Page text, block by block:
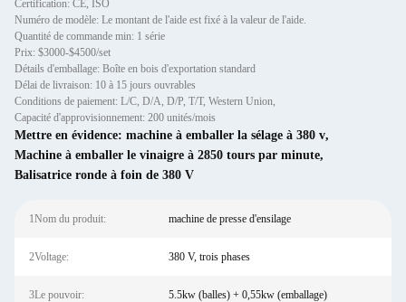
Certification: CE, ISO
Numéro de modèle: Le montant de l'aide est fixé à la valeur de l'aide.
Quantité de commande min: 1 série
Prix: $3000-$4500/set
Détails d'emballage: Boîte en bois d'exportation standard
Délai de livraison: 10 à 15 jours ouvrables
Conditions de paiement: L/C, D/A, D/P, T/T, Western Union,
Capacité d'approvisionnement: 200 unités/mois
Mettre en évidence: machine à emballer la sélage à 380 v,
Machine à emballer le vinaigre à 2850 tours par minute,
Balisatrice ronde à foin de 380 V
1Nom du produit: machine de presse d'ensilage
2Voltage: 380 V, trois phases
3Le pouvoir: 5.5kw (balles) + 0,55kw (emballage)